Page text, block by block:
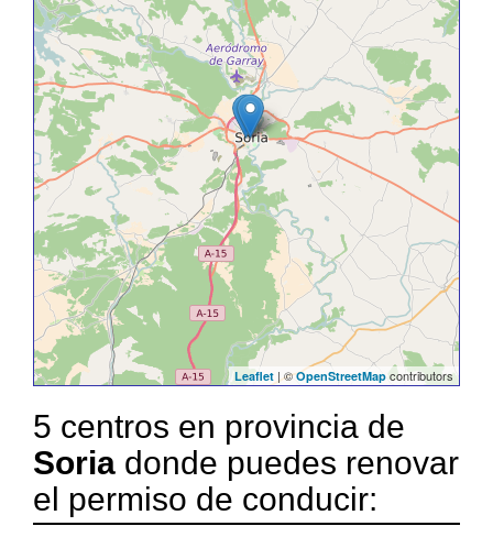
Leaflet | ©OpenStreetMap contributors
5 centros en provincia de
Soria donde puedes renovar
el permiso de conducir: